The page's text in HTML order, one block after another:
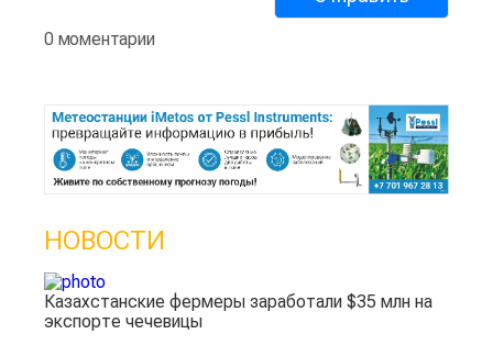
0 моментарии
НОВОСТИ
Казахстанские фермеры заработали $35 млн на
экспорте чечевицы